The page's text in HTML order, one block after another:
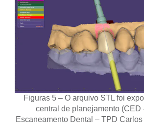
Figuras 5 – O arquivo STL foi
central de planejamento (CED
Escaneamento Dental – TPD